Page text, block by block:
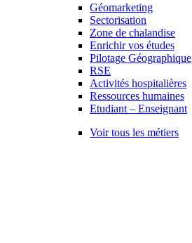
Géomarketing
Sectorisation
Zone de chalandise
Enrichir vos études
Pilotage Géographique
RSE
Activités hospitalières
Ressources humaines
Etudiant – Enseignant
Voir tous les métiers